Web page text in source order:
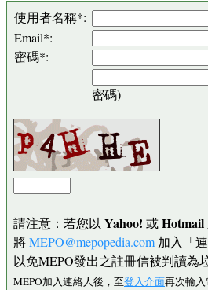
使用者名稱*:
Email*:
密碼*:
密碼)
請注意：若您以 Yahoo! 或Hotmail
將MEPO@mepopedia.com 加入「連
以免MEPO發出之註冊信被判讀為
MEPO加入連絡人後，至登入介面再次輸